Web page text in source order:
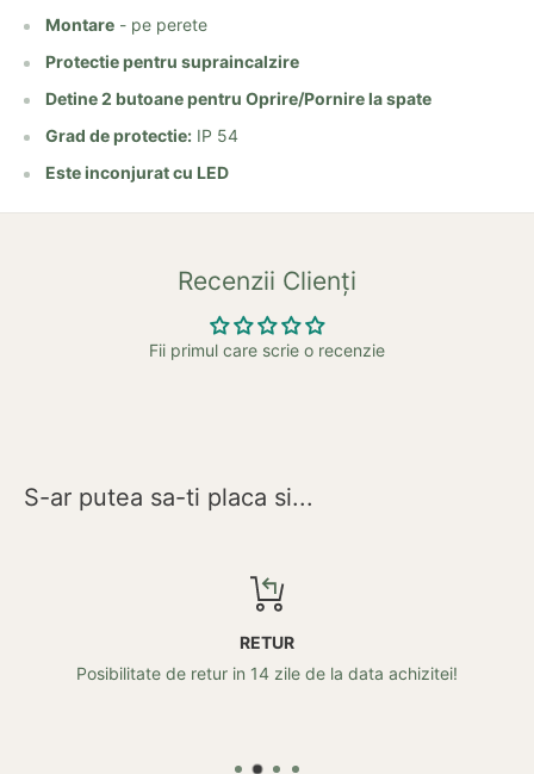
Montare - pe perete
Protectie pentru supraincalzire
Detine 2 butoane pentru Oprire/Pornire la spate
Grad de protectie: IP 54
Este inconjurat cu LED
Recenzii Clienți
Fii primul care scrie o recenzie
S-ar putea sa-ti placa si...
RETUR
Posibilitate de retur in 14 zile de la data achizitei!